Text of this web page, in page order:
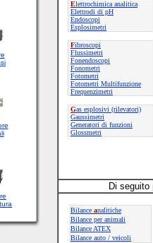
Elettrochimica analitica
Elettrodi di pH
Endoscopi
Esplosimetri
Fibroscopi
Flussimetri
Fonendoscopi
Fonometri
Fotometri
Fotometri Multifunzione
Frequenzimetri
Gas esplosivi (rilevatori)
Gaussimetri
Generatori di funzioni
Glossmetri
Di seguito
Bilance analitiche
Bilance per animali
Bilance ATEX
Bilance auto / veicoli